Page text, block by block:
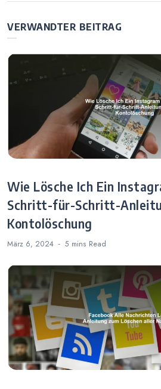
VERWANDTER BEITRAG
Wie Lösche Ich Ein
Schritt-für-Schritt-
Kontolöschung
März 6, 2024 5 mins Read